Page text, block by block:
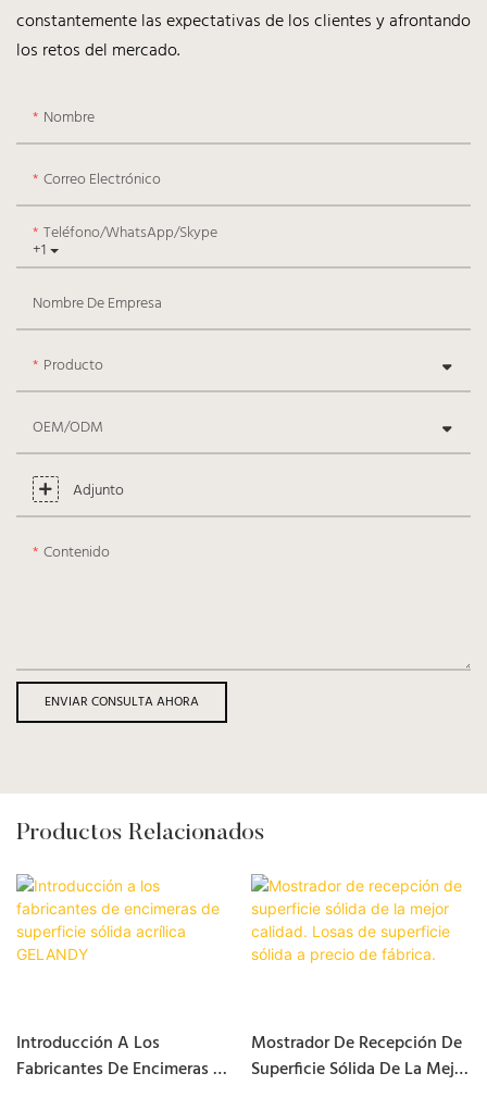
constantemente las expectativas de los clientes y afrontando
los retos del mercado.
Nombre
Correo Electrónico
+1
Teléfono/WhatsApp/Skype
Nombre De Empresa
Producto
OEM/ODM
Adjunto
Contenido
ENVIAR CONSULTA AHORA
Productos Relacionados
Introducción A Los
Fabricantes De Encimeras De
Mostrador De Recepción De
Superficie Sólida De La Mejor